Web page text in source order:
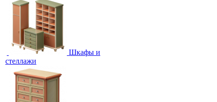
Шкафы и
стеллажи